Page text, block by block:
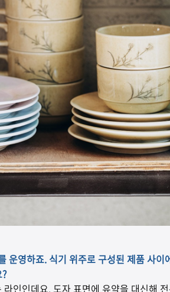
운영하죠. 식기 위주로 구성된 제품 사
인인데요, 도자 표면에 유약을 대신해